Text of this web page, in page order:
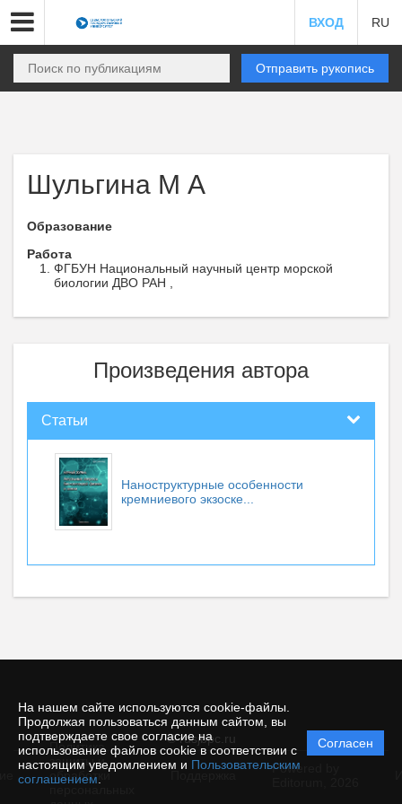
На нашем сайте используются cookie-файлы.
Продолжая пользоваться данным сайтом, вы
подтверждаете свое согласие на
использование файлов cookie в соответствии с
настоящим уведомлением и Пользовательским
соглашением
Согласен
ВХОД RU
Отправить рукопись
Шульгина М А
Образование
Работа
ФГБУН Национальный научный центр морской
биологии ДВО РАН ,
Произведения автора
Статьи
Наноструктурные особенности
кремниевого экзоске...
© rusjbpc.ru
Политика
защиты и
обработки
Powered by